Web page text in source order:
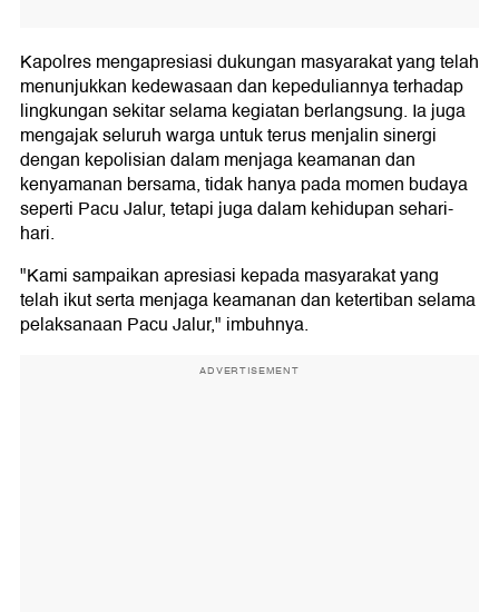
Kapolres mengapresiasi dukungan masyarakat yang telah
menunjukkan kedewasaan dan kepeduliannya terhadap
lingkungan sekitar selama kegiatan berlangsung. Ia juga
mengajak seluruh warga untuk terus menjalin sinergi
dengan kepolisian dalam menjaga keamanan dan
kenyamanan bersama, tidak hanya pada momen budaya
seperti Pacu Jalur, tetapi juga dalam kehidupan sehari-
hari.
"Kami sampaikan apresiasi kepada masyarakat yang
telah ikut serta menjaga keamanan dan ketertiban selama
pelaksanaan Pacu Jalur," imbuhnya.
ADVERTISEMENT